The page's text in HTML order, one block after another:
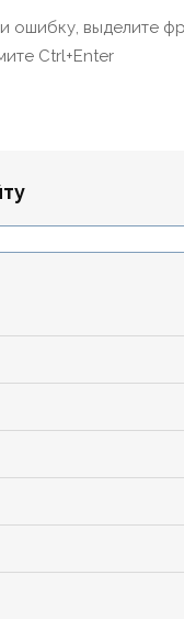
ошибку, выделите
Ctrl+Enter